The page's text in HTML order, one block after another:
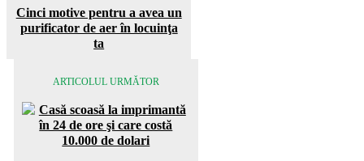
Cinci motive pentru a avea un
purificator de aer în locuinţa
ta
ARTICOLUL URMĂTOR